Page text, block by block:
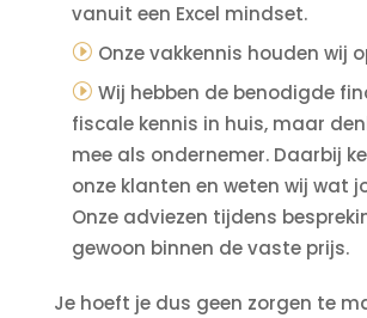
vanuit een Excel mindset.
Onze vakkennis houden wij
Wij hebben de benodigde
fiscale kennis in huis, maar
mee als ondernemer. Daarbij
onze klanten en weten wij wat
Onze adviezen tijdens
gewoon binnen de vaste prijs.
Je hoeft je dus geen zorgen te